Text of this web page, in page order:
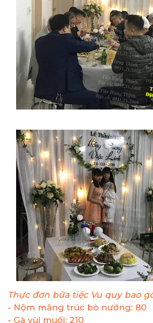
Thực đơn bữa tiệc Vu quy bao
- Nộm măng trúc bò nướng: 80
- Gà vùi muối: 210